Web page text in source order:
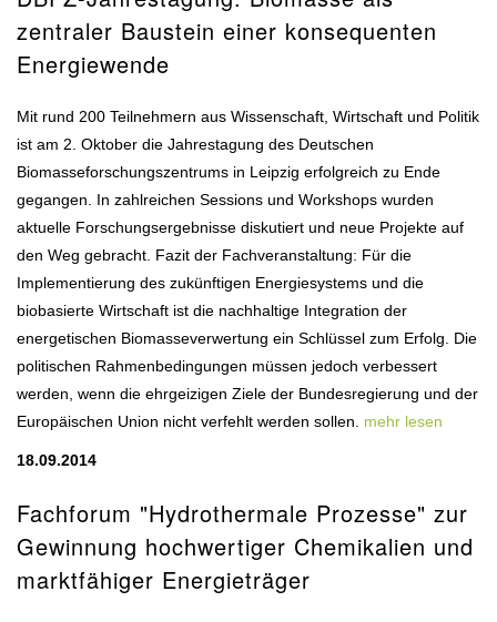
zentraler Baustein einer konsequenten
Energiewende
Mit rund 200 Teilnehmern aus Wissenschaft, Wirtschaft und Politik
ist am 2. Oktober die Jahrestagung des Deutschen
Biomasseforschungszentrums in Leipzig erfolgreich zu Ende
gegangen. In zahlreichen Sessions und Workshops wurden
aktuelle Forschungsergebnisse diskutiert und neue Projekte auf
den Weg gebracht. Fazit der Fachveranstaltung: Für die
Implementierung des zukünftigen Energiesystems und die
biobasierte Wirtschaft ist die nachhaltige Integration der
energetischen Biomasseverwertung ein Schlüssel zum Erfolg. Die
politischen Rahmenbedingungen müssen jedoch verbessert
werden, wenn die ehrgeizigen Ziele der Bundesregierung und der
Europäischen Union nicht verfehlt werden sollen. mehr lesen
18.09.2014
Fachforum "Hydrothermale Prozesse" zur
Gewinnung hochwertiger Chemikalien und
marktfähiger Energieträger